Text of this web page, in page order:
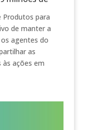
Produtos para
de manter a
agentes do
as
ações em